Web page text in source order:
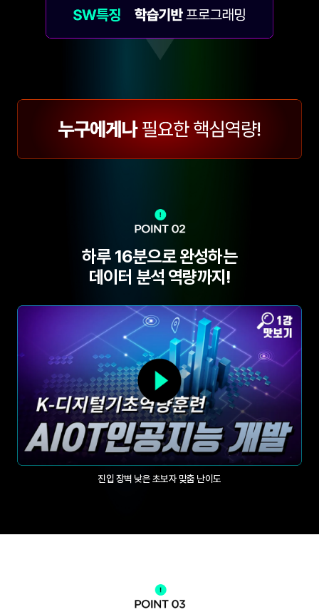
하루 16분으로 완성하는
데이터 분석 역량까지!
진입 장벽 낮은 초보자 맞춤 난이도